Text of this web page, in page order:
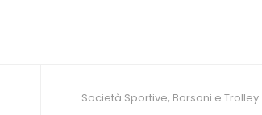
Società Sportive, Borsoni e Trolley